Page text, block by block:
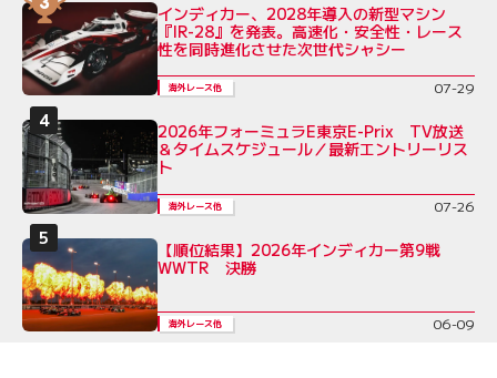
インディカー、2028年導入の新型マシン
『IR-28』を発表。高速化・安全性・レース
性を同時進化させた次世代シャシー
海外レース他 07-29
2026年フォーミュラE東京E-Prix TV放送
＆タイムスケジュール／最新エントリーリス
ト
海外レース他 07-26
【順位結果】2026年インディカー第9戦
WWTR 決勝
海外レース他 06-09